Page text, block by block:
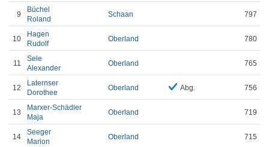
9
Büchel
Roland
Schaan 797
10
Hagen
Rudolf
Oberland 780
11
Sele
Alexander
Oberland 765
12
Laternser
Dorothee
Oberland Abg. 756
13
Marxer-Schädler
Maja
Oberland 719
14
Seeger
Marion
Oberland 715